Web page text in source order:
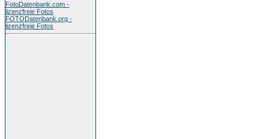
FotoDatenbank.com -
lizenzfreie Fotos
FOTODatenbank.org -
lizenzfreie Fotos